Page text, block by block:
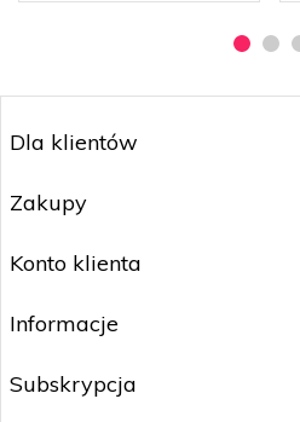
Dla klientów
Zakupy
Konto klienta
Informacje
Subskrypcja